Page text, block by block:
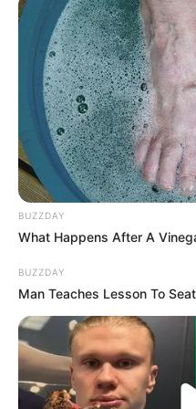
dan Cut Mini, aktor dalam film
Daftar isi
Detail
Judul: Imam Tanpa Makmum
BUZZDAY
What Happens After A
BUZZDAY
Man Teaches Lesson To